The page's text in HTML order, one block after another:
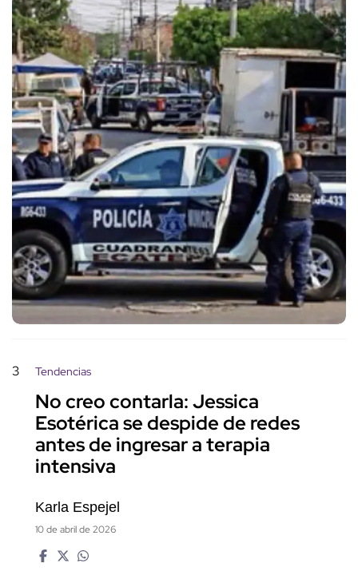
3 Tendencias
No creo contarla: Jessica
Esotérica se despide de redes
antes de ingresar a terapia
intensiva
Karla Espejel
10 de abril de 2026